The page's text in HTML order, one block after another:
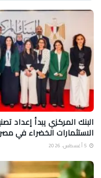
البنك المركزي يبدأ إعداد
الاستثمارات الخضراء في